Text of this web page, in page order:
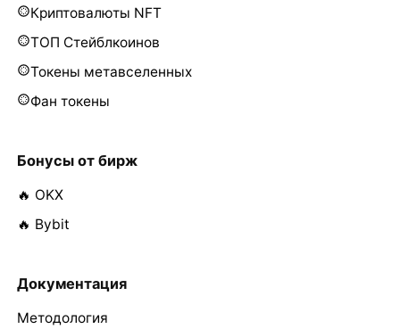
Криптовалюты NFT
ТОП Стейблкоинов
Токены метавселенных
Фан токены
Бонусы от бирж
🔥 OKX
🔥 Bybit
Документация
Методология